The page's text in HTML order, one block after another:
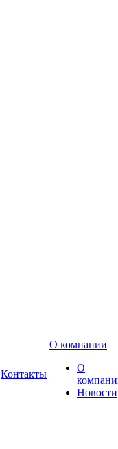
Контакты
О компании
О
Новости